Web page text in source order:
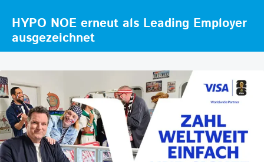
HYPO NOE erneut als Leading Employer
ausgezeichnet